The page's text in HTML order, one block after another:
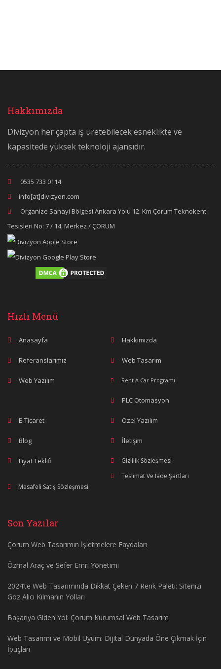
Hakkımızda
Divizyon her çapta iş üretebilecek esneklikte ve
kapasitede yüksek teknoloji ajansıdır.
0535 733 0114
info[at]divizyon.com
Organize Sanayi Bölgesi Ankara Yolu 12. Km Çorum Teknokent
Tesisleri No: 7 / 14, Merkez / ÇORUM
Hızlı Menü
Anasayfa Hakkımızda
Referanslarımız Web Tasarım
Web Yazılım Rent A Car Programı
PLC Otomasyon
E-Ticaret Özel Yazılım
Blog İletişim
Fiyat Teklifi
Gizlilik Sözleşmesi
Teslimat Ve İade Şartları
Mesafeli Satış Sözleşmesi
Son Yazılar
Çorum Web Tasarımın İşletmelere Faydaları
Özmal Araç ve Sefer Emri Yönetimi
2024’te Web Tasarımında Dikkat Çeken 7 Renk Paleti: Sitenizi
Göz Alıcı Kılmanın Yolları
Başarıya Giden Yol: Çorum Kurumsal Web Tasarım
Web Tasarımı ve Mobil Uyum: Dijital Dünyada Öne Çıkmak İçin
İpuçları